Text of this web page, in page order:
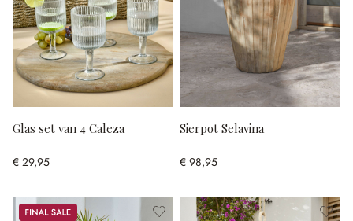
Glas set van 4 Caleza
€ 29,95
Sierpot Selavina
€ 98,95
Sale